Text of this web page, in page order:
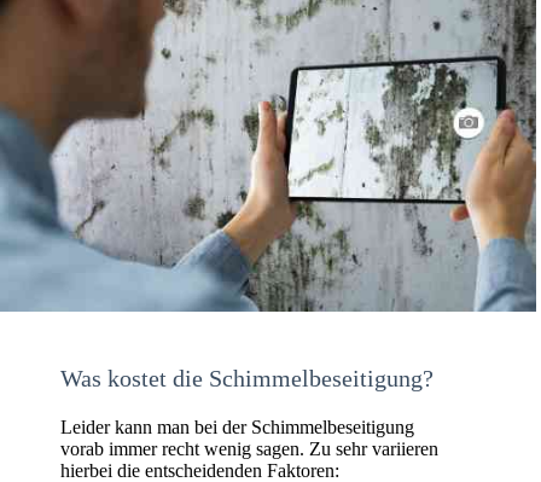
Was kostet die Schimmelbeseitigung?
Leider kann man bei der Schimmelbeseitigung
vorab immer recht wenig sagen. Zu sehr variieren
hierbei die entscheidenden Faktoren: